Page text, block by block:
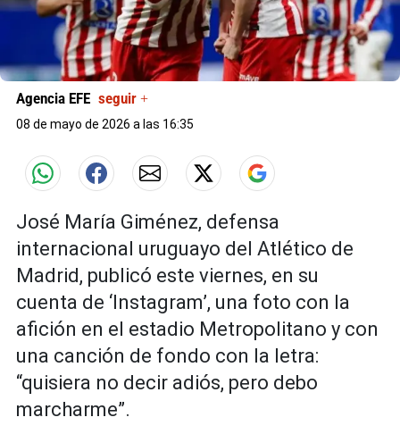
Agencia EFE seguir +
08 de mayo de 2026 a las 16:35
José María Giménez, defensa
internacional uruguayo del Atlético de
Madrid, publicó este viernes, en su
cuenta de ‘Instagram’, una foto con la
afición en el estadio Metropolitano y con
una canción de fondo con la letra:
“quisiera no decir adiós, pero debo
marcharme”.